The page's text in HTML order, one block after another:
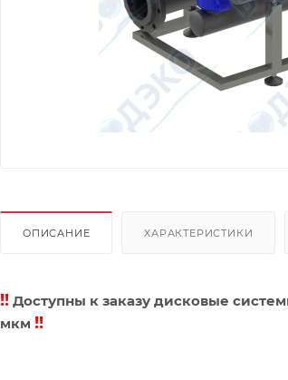
ОПИСАНИЕ ХАРАКТЕРИСТИКИ
!! Доступны к заказу дисковые
мкм !!